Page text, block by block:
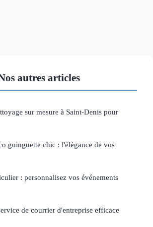
autres articles
sur mesure à Saint-Denis pour
guinguette chic : l'élégance de vos
: personnalisez vos événements
de courrier d'entreprise efficace